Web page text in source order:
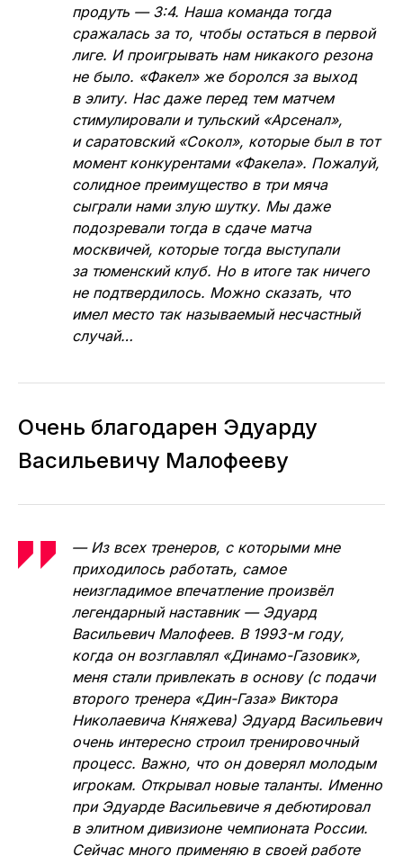
продуть — 3:4. Наша команда тогда
сражалась за то, чтобы остаться в первой
лиге. И проигрывать нам никакого резона
не было. «Факел» же боролся за выход
в элиту. Нас даже перед тем матчем
стимулировали и тульский «Арсенал»,
и саратовский «Сокол», которые был в тот
момент конкурентами «Факела». Пожалуй,
солидное преимущество в три мяча
сыграли нами злую шутку. Мы даже
подозревали тогда в сдаче матча
москвичей, которые тогда выступали
за тюменский клуб. Но в итоге так ничего
не подтвердилось. Можно сказать, что
имел место так называемый несчастный
случай…
Очень благодарен Эдуарду
Васильевичу Малофееву
— Из всех тренеров, с которыми мне
приходилось работать, самое
неизгладимое впечатление произвёл
легендарный наставник — Эдуард
Васильевич Малофеев. В 1993-м году,
когда он возглавлял «Динамо-Газовик»,
меня стали привлекать в основу (с подачи
второго тренера «Дин-Газа» Виктора
Николаевича Княжева) Эдуард Васильевич
очень интересно строил тренировочный
процесс. Важно, что он доверял молодым
игрокам. Открывал новые таланты. Именно
при Эдуарде Васильевиче я дебютировал
в элитном дивизионе чемпионата России.
Сейчас много применяю в своей работе